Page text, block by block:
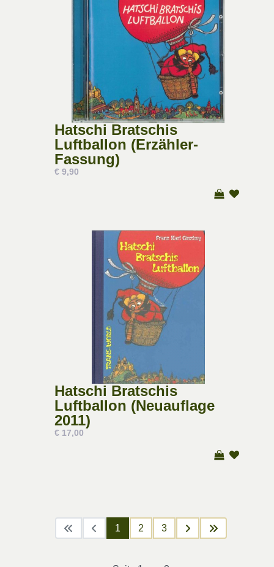
Hatschi Bratschis
Luftballon (Erzähler-
Fassung)
€ 9,90
Hatschi Bratschis
Luftballon (Neuauflage
2011)
€ 17,00
1 2 3